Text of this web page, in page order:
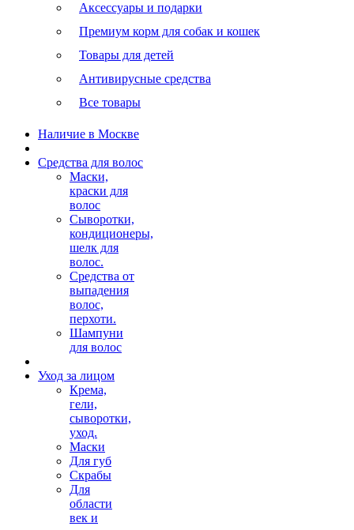
Аксессуары и подарки
Премиум корм для собак и кошек
Товары для детей
Антивирусные средства
Все товары
Наличие в Москве
Средства для волос
Маски,
краски для
волос
Сыворотки,
кондиционеры,
шелк для
волос.
Средства от
выпадения
волос,
перхоти.
Шампуни
для волос
Уход за лицом
Крема,
гели,
сыворотки,
уход.
Маски
Для губ
Скрабы
Для
области
век и